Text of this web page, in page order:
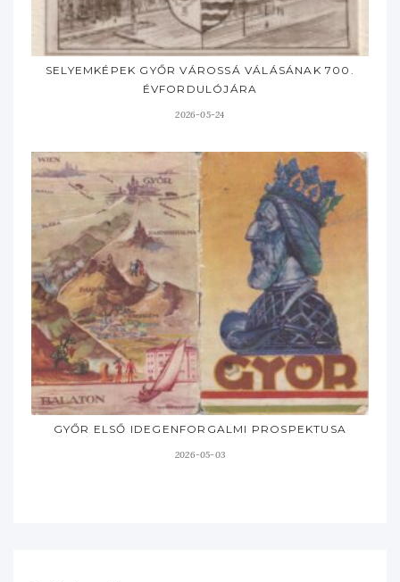
SELYEMKÉPEK GYŐR VÁROSSÁ VÁLÁSÁNAK 700.
ÉVFORDULÓJÁRA
2026-05-24
GYŐR ELSŐ IDEGENFORGALMI PROSPEKTUSA
2026-05-03